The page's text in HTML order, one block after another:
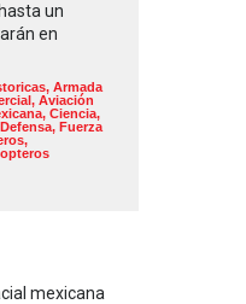
un
en
, Armada
, Aviación
, Ciencia,
Defensa, Fuerza
,
mexicana